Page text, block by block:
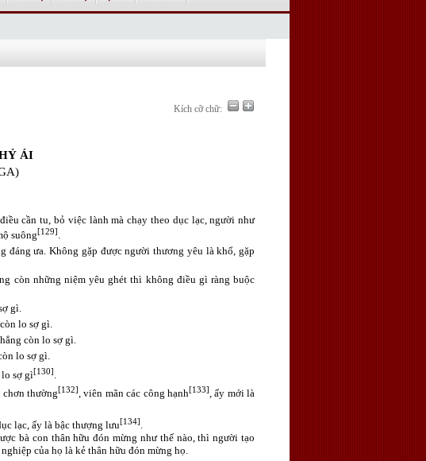
Kích cỡ chữ:
ÁI
cần tu, bỏ việc lành mà chạy theo dục lạc, người như
suông[129].
ưa. Không gặp được người thương yêu là khổ, gặp
còn những niệm yêu ghét thì không điều gì ràng buộc
gì.
lo sợ gì.
còn lo sợ gì.
lo sợ gì.
sợ gì[130]
chơn thường[132], viên mãn các công hạnh[133], ấy mới là
lạc, ấy là bậc thượng lưu[134]
bà con thân hữu đón mừng như thế nào, thì người tạo
của họ là kẻ thân hữu đón mừng họ.